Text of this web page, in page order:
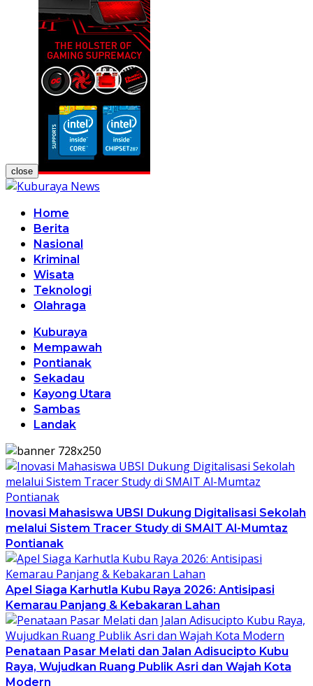
close
Home
Berita
Nasional
Kriminal
Wisata
Teknologi
Olahraga
Kuburaya
Mempawah
Pontianak
Sekadau
Kayong Utara
Sambas
Landak
Inovasi Mahasiswa UBSI Dukung Digitalisasi Sekolah
melalui Sistem Tracer Study di SMAIT Al-Mumtaz
Pontianak
Apel Siaga Karhutla Kubu Raya 2026: Antisipasi
Kemarau Panjang & Kebakaran Lahan
Penataan Pasar Melati dan Jalan Adisucipto Kubu
Raya, Wujudkan Ruang Publik Asri dan Wajah Kota
Modern